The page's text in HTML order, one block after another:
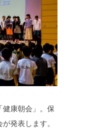
健康朝会」。保
発表します。